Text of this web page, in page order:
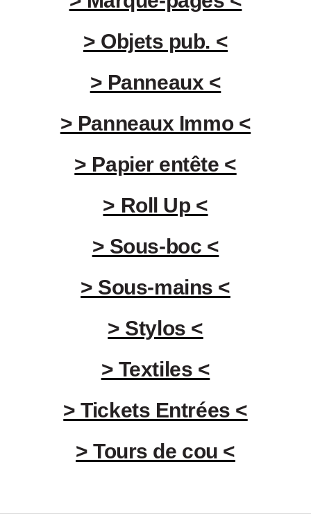
> Objets pub. <
> Panneaux <
> Panneaux Immo <
> Papier entête <
> Roll Up <
> Sous-boc <
> Sous-mains <
> Stylos <
> Textiles <
> Tickets Entrées <
> Tours de cou <